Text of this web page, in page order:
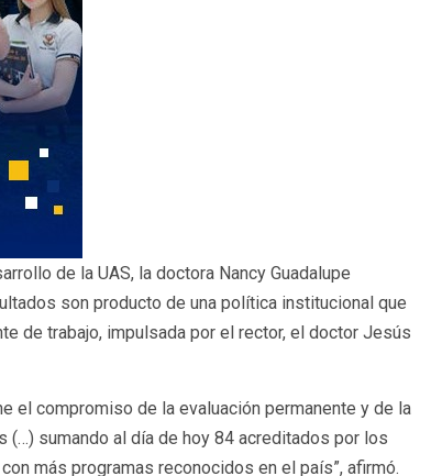
de la UAS, la doctora Nancy Guadalupe
son producto de una política institucional que
de trabajo, impulsada por el rector, el doctor Jesús
el compromiso de la evaluación permanente y de la
sumando al día de hoy 84 acreditados por los
más programas reconocidos en el país”, afirmó.